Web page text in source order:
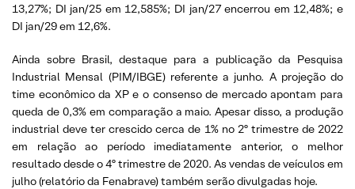
13,27%; DI jan/25 em 12,585%; DI jan/27 encerrou em 12,48%; e
DI jan/29 em 12,6%.
Ainda sobre Brasil, destaque para a publicação da Pesquisa
Industrial Mensal (PIM/IBGE) referente a junho. A projeção do
time econômico da XP e o consenso de mercado apontam para
queda de 0,3% em comparação a maio. Apesar disso, a produção
industrial deve ter crescido cerca de 1% no 2º trimestre de 2022
em relação ao período imediatamente anterior, o melhor
resultado desde o 4º trimestre de 2020. As vendas de veículos em
julho (relatório da Fenabrave) também serão divulgadas hoje.